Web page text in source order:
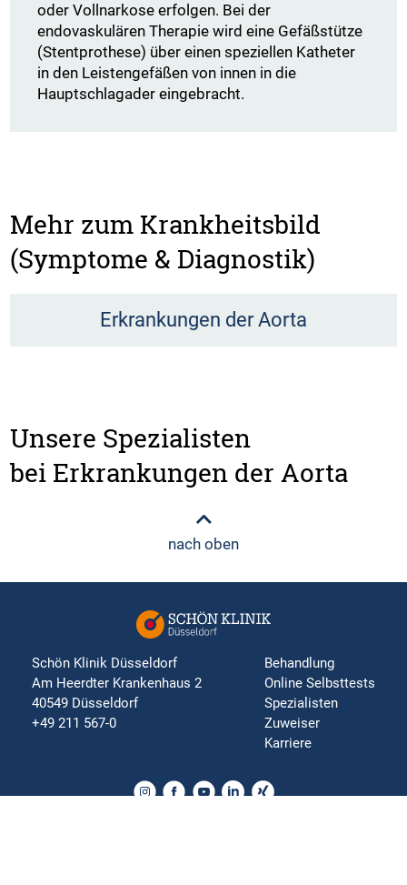
oder Vollnarkose erfolgen. Bei der
endovaskulären Therapie wird eine Gefäßstütze
(Stentprothese) über einen speziellen Katheter
in den Leistengefäßen von innen in die
Hauptschlagader eingebracht.
Mehr zum Krankheitsbild
(Symptome & Diagnostik)
Erkrankungen der Aorta
Unsere Spezialisten
bei Erkrankungen der Aorta
nach oben
Schön Klinik Düsseldorf
Am Heerdter Krankenhaus 2
40549 Düsseldorf
+49 211 567-0
Behandlung
Online Selbsttests
Spezialisten
Zuweiser
Karriere